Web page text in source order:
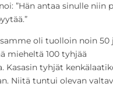
”Hän antaa sinulle niin
oli tuolloin noin 50
mieheltä 100 tyhjää
Kasasin tyhjät
Niitä tuntui olevan